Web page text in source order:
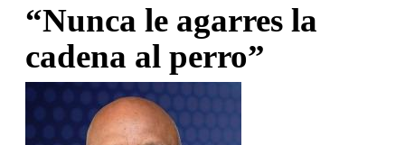
“Nunca le agarres la
cadena al perro”